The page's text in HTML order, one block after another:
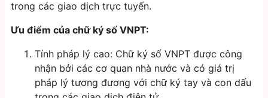
trong các giao dịch trực tuyến.
Ưu điểm của chữ ký số VNPT:
Tính pháp lý cao: Chữ ký số VNPT được công
nhận bởi các cơ quan nhà nước và có giá trị
pháp lý tương đương với chữ ký tay và con dấu